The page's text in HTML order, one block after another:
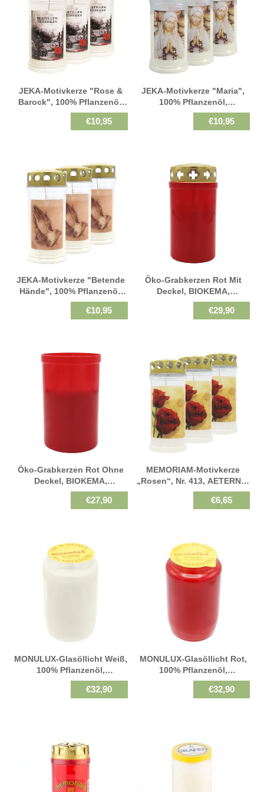
JEKA-Motivkerze "Rose &
Barock", 100% Pflanzenöl,
Brenndauer Bis 4 Tage,
75/170 Mm, 3 St.
€10,95
JEKA-Motivkerze "Maria",
100% Pflanzenöl,
Brenndauer Bis 4 Tage,
75/170 Mm, 3 St.
€10,95
JEKA-Motivkerze "Betende
Hände", 100% Pflanzenöl,
Brenndauer Bis 4 Tage,
75/170 Mm, 3 St.
€10,95
Öko-Grabkerzen Rot Mit
Deckel, BIOKEMA,
Brenndauer Ca. 3 Tage,
120/63 Mm, 20 St.
€29,90
Öko-Grabkerzen Rot Ohne
Deckel, BIOKEMA,
Brenndauer Ca. 3 Tage,
100/63 Mm, 20 St.
€27,90
MEMORIAM-Motivkerze
„Rosen“, Nr. 413, AETERNA,
Mit Golddeckel, 75/170 Mm,
30% Ölgehalt, Brenndauer 4
€6,65
MONULUX-Glasöllicht Weiß,
100% Pflanzenöl,
Brenndauer 60h, 95/55 Mm,
€32,90
MONULUX-Glasöllicht Rot,
100% Pflanzenöl,
Brenndauer 60h, 95/55 Mm,
€32,90